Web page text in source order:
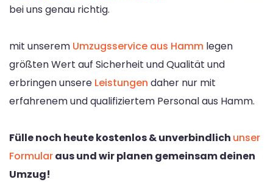
bei uns genau richtig.
mit unserem Umzugsservice aus Hamm legen
größten Wert auf Sicherheit und Qualität und
erbringen unsere Leistungen daher nur mit
erfahrenem und qualifiziertem Personal aus Hamm.
Fülle noch heute kostenlos & unverbindlich unser
Formularaus und wir planen gemeinsam deinen
Umzug!